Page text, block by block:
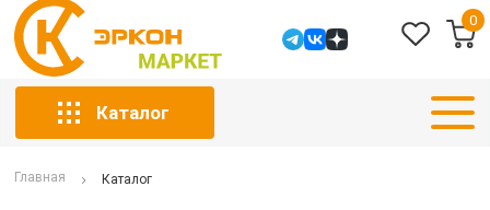
0
Каталог
Главная Каталог